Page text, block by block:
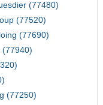
(77480)
(77520)
(77690)
(77940)
(77250)